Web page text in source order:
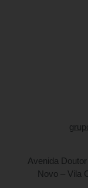
Avenida
Novo – Vila